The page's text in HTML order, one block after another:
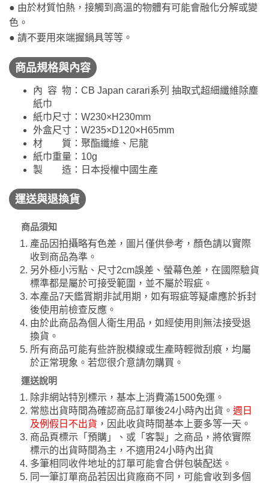
● 由於材質怕熱，接觸到高溫的物體有可能會融化分解或變
色。
● 請不要用來端握鍋具等等。
商品規格與內容
內 容 物：CB Japan carari系列 抽取式超細纖維除塵
紙巾
紙巾尺寸： W230×H230mm
外盒尺寸： W235×D120×H65mm
材 質： 聚酯纖維、尼龍
紙巾重量 ：10g
製 造：日本授權中國生產
運送與退換貨
商品須知
產品因拍攝略有色差，圖片僅供參考，顏色請以實際
收到商品為準。
另外極小污點、尺寸2cm誤差、螢幕色差，在國際驗貨
標準都是屬於可接受範圍，並不屬於瑕疵。
本產品7天鑑賞期非試用期，如有瑕疵等疑慮應於拆封
後使用前檢查反應。
由於此商品為個人衛生用品，如經使用則無法接受退
換貨。
所有商品可能有些許脫模線或生產時輕微刮痕，均屬
於正常現象。若您很介意請勿購買。
運送說明
除非網站特別標示，基本上消費滿1500免運。
常態出貨時間為確認商品訂單後24小時內出貨。 週日
及例假日不出貨 ，因此收貨時間基本上要多等一天。
商品頁標示「預購」、或「客製」之商品，將依實際
標示的出貨時間為主，不適用24小時內出貨
多筆相同收件地址的訂單可能會合併包裝配送。
同一筆訂單商品若因出貨廠商不同，可能會收到多個